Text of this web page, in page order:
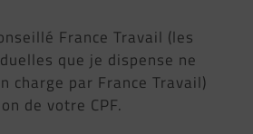
France Travail (les
que je dispense ne
charge par France Travail)
de votre CPF.